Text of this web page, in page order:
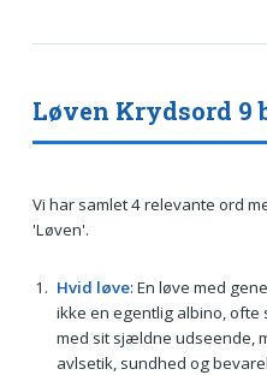
Løven Krydsord 9
Vi har samlet 4 relevante ord
'Løven'.
Hvid løve: En løve med
ikke en egentlig albino,
med sit sjældne udseende,
avlsetik, sundhed og